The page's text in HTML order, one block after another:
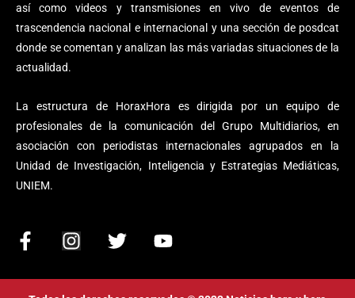
así como videos y transmisiones en vivo de eventos de
trascendencia nacional e internacional y una sección de posdcat
donde se comentan y analizan las más variadas situaciones de la
actualidad.
La estructura de HoraxHora es dirigida por un equipo de
profesionales de la comunicación del Grupo Multidiarios, en
asociación con periodistas internacionales agrupados en la
Unidad de Investigación, Inteligencia y Estrategias Mediáticas,
UNIEM.
F
a
c
I
n
s
T
i
Y
u